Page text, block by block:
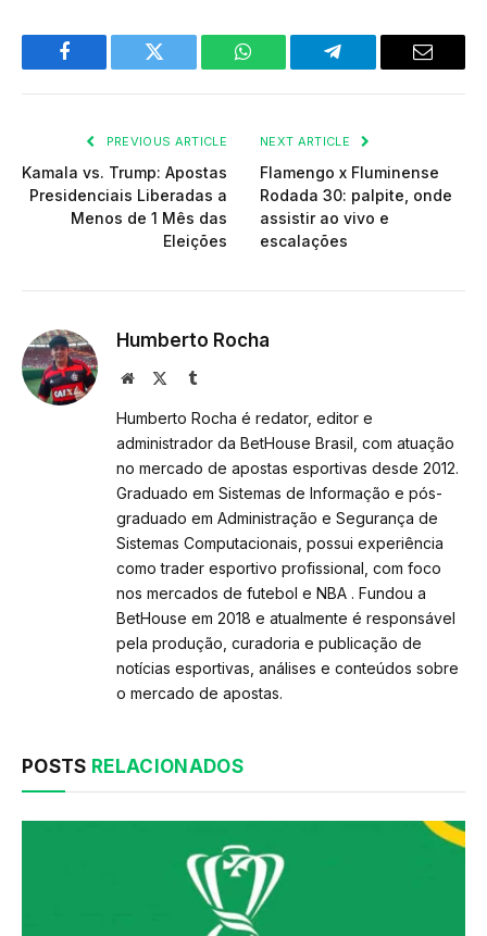
Facebook Twitter WhatsApp Telegram Email
PREVIOUS ARTICLE
Kamala vs. Trump: Apostas
Presidenciais Liberadas a
Menos de 1 Mês das
Eleições
NEXT ARTICLE
Flamengo x Fluminense
Rodada 30: palpite, onde
assistir ao vivo e
escalações
Humberto Rocha
Website Tumblr
Humberto Rocha é redator, editor e
administrador da BetHouse Brasil, com atuação
no mercado de apostas esportivas desde 2012.
Graduado em Sistemas de Informação e pós-
graduado em Administração e Segurança de
Sistemas Computacionais, possui experiência
como trader esportivo profissional, com foco
nos mercados de futebol e NBA . Fundou a
BetHouse em 2018 e atualmente é responsável
pela produção, curadoria e publicação de
notícias esportivas, análises e conteúdos sobre
o mercado de apostas.
POSTS RELACIONADOS